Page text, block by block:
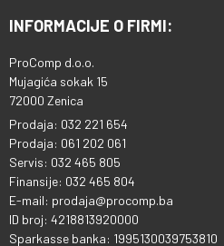
INFORMACIJE O FIRMI:
ProComp d.o.o.
Mujagića sokak 15
72000 Zenica
Prodaja: 032 221 654
Prodaja: 061 202 061
Servis: 032 465 805
Finansije: 032 465 804
E-mail: prodaja@procomp.ba
ID broj: 4218813920000
Sparkasse banka: 1995130039753810